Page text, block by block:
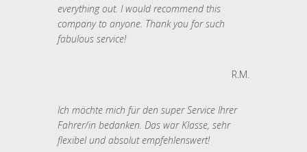
everything out. I would recommend this
company to anyone. Thank you for such
fabulous service!
R.M.
Ich möchte mich für den super Service Ihrer
Fahrer/in bedanken. Das war Klasse, sehr
flexibel und absolut empfehlenswert!